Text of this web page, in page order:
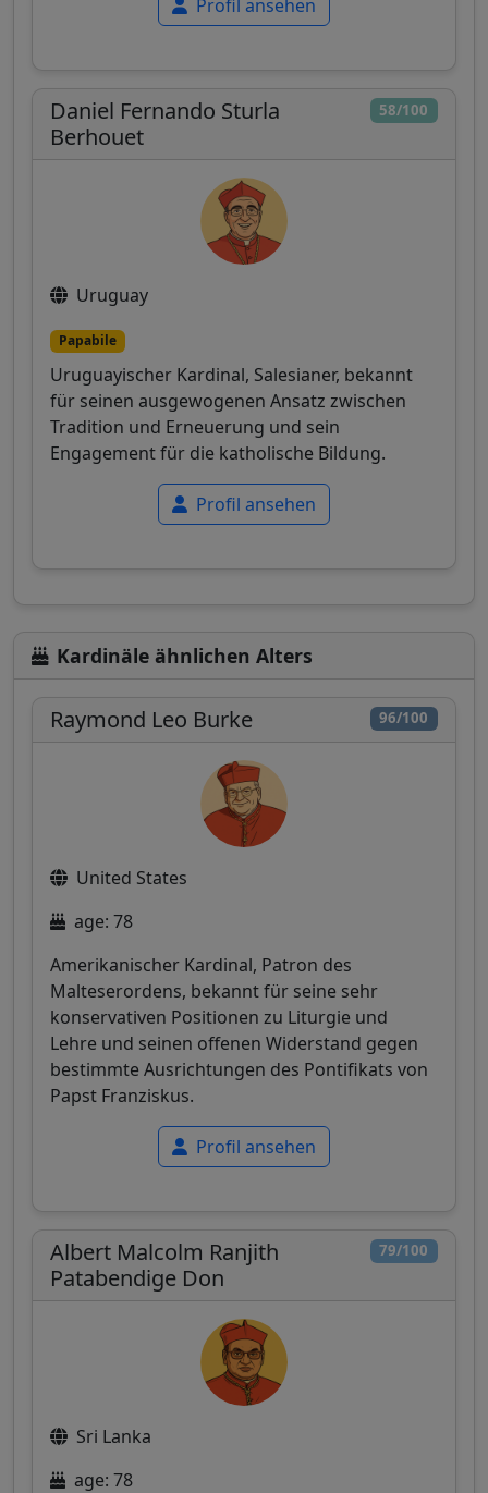
Profil ansehen
58/100
Daniel Fernando Sturla
Berhouet
Uruguay
Papabile
Uruguayischer Kardinal, Salesianer, bekannt
für seinen ausgewogenen Ansatz zwischen
Tradition und Erneuerung und sein
Engagement für die katholische Bildung.
Profil ansehen
Kardinäle ähnlichen Alters
96/100
Raymond Leo Burke
United States
age: 78
Amerikanischer Kardinal, Patron des
Malteserordens, bekannt für seine sehr
konservativen Positionen zu Liturgie und
Lehre und seinen offenen Widerstand gegen
bestimmte Ausrichtungen des Pontifikats von
Papst Franziskus.
Profil ansehen
79/100
Albert Malcolm Ranjith
Patabendige Don
Sri Lanka
age: 78